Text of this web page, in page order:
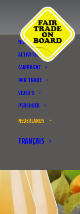
NIEUWS
ACTIVITEITEN
CAMPAGNE
FAIR TRADE
VIDEO’S
PERSHOEK
NEDERLANDS
FRANÇAIS